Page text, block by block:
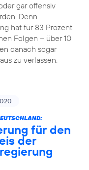
gar offensiv
Denn
hat für 83 Prozent
Folgen – über 10
danach sogar
zu verlassen.
für den
der